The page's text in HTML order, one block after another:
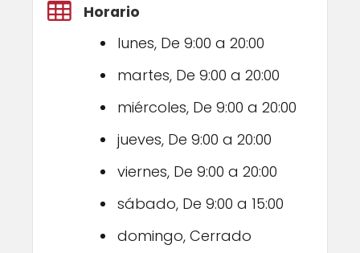
Horario
lunes, De 9:00 a 20:00
martes, De 9:00 a 20:00
miércoles, De 9:00 a 20:00
jueves, De 9:00 a 20:00
viernes, De 9:00 a 20:00
sábado, De 9:00 a 15:00
domingo, Cerrado